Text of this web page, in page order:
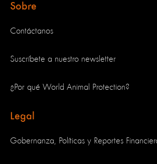
Sobre
Contáctanos
Suscríbete a nuestro newsletter
¿Por qué World Animal Protection?
Legal
Gobernanza, Políticas y Reportes